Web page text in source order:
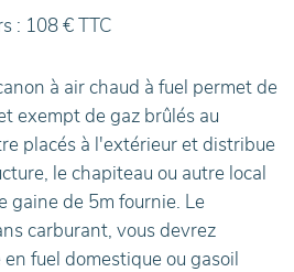
: 108 € TTC
à air chaud à fuel permet de
exempt de gaz brûlés au
placés à l'extérieur et distribue
le chapiteau ou autre local
gaine de 5m fournie. Le
carburant, vous devrez
fuel domestique ou gasoil